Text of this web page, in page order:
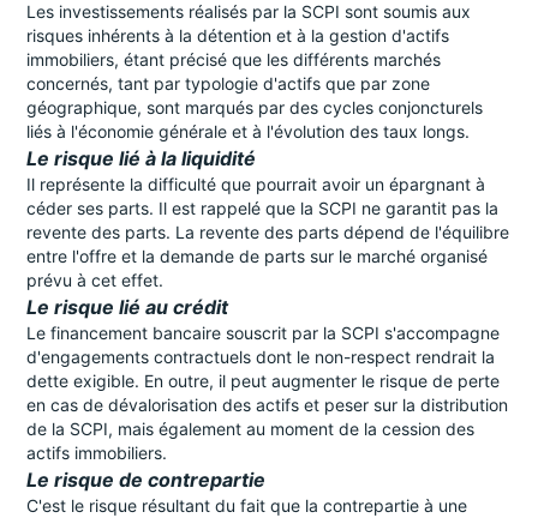
Les investissements réalisés par la SCPI sont soumis aux
risques inhérents à la détention et à la gestion d'actifs
immobiliers, étant précisé que les différents marchés
concernés, tant par typologie d'actifs que par zone
géographique, sont marqués par des cycles conjoncturels
liés à l'économie générale et à l'évolution des taux longs.
Le risque lié à la liquidité
Il représente la difficulté que pourrait avoir un épargnant à
céder ses parts. Il est rappelé que la SCPI ne garantit pas la
revente des parts. La revente des parts dépend de l'équilibre
entre l'offre et la demande de parts sur le marché organisé
prévu à cet effet.
Le risque lié au crédit
Le financement bancaire souscrit par la SCPI s'accompagne
d'engagements contractuels dont le non-respect rendrait la
dette exigible. En outre, il peut augmenter le risque de perte
en cas de dévalorisation des actifs et peser sur la distribution
de la SCPI, mais également au moment de la cession des
actifs immobiliers.
Le risque de contrepartie
C'est le risque résultant du fait que la contrepartie à une